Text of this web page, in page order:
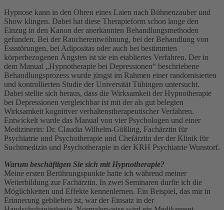
Hypnose kann in den Ohren eines Laien nach Bühnenzauber und
Show klingen. Dabei hat diese Therapieform schon lange den
Einzug in den Kanon der anerkannten Behandlungsmethoden
gefunden. Bei der Raucherentwöhnung, bei der Behandlung von
Essstörungen, bei Adipositas oder auch bei bestimmten
körperbezogenen Ängsten ist sie ein etabliertes Verfahren. Der in
dem Manual „Hypnotherapie bei Depressionen“ beschriebene
Behandlungsprozess wurde jüngst im Rahmen einer randomisierten
und kontrollierten Studie der Universität Tübingen untersucht.
Dabei stellte sich heraus, dass die Wirksamkeit der Hypnotherapie
bei Depressionen vergleichbar ist mit der als gut belegten
Wirksamkeit kognitiver verhaltenstherapeutischer Verfahren.
Entwickelt wurde das Manual von vier Psychologen und einer
Medizinerin: Dr. Claudia Wilhelm-Gößling, Fachärztin für
Psychiatrie und Psychotherapie und Chefärztin der der Klinik für
Suchtmedizin und Psychotherapie in der KRH Psychiatrie Wunstorf.
Warum beschäftigen Sie sich mit Hypnotherapie?
Meine ersten Berührungspunkte hatte ich während meiner
Weiterbildung zur Fachärztin. In zwei Seminaren durfte ich die
Möglichkeiten und Effekte kennenlernen. Ein Beispiel, das mir in
Erinnerung geblieben ist, war der Einsatz in der